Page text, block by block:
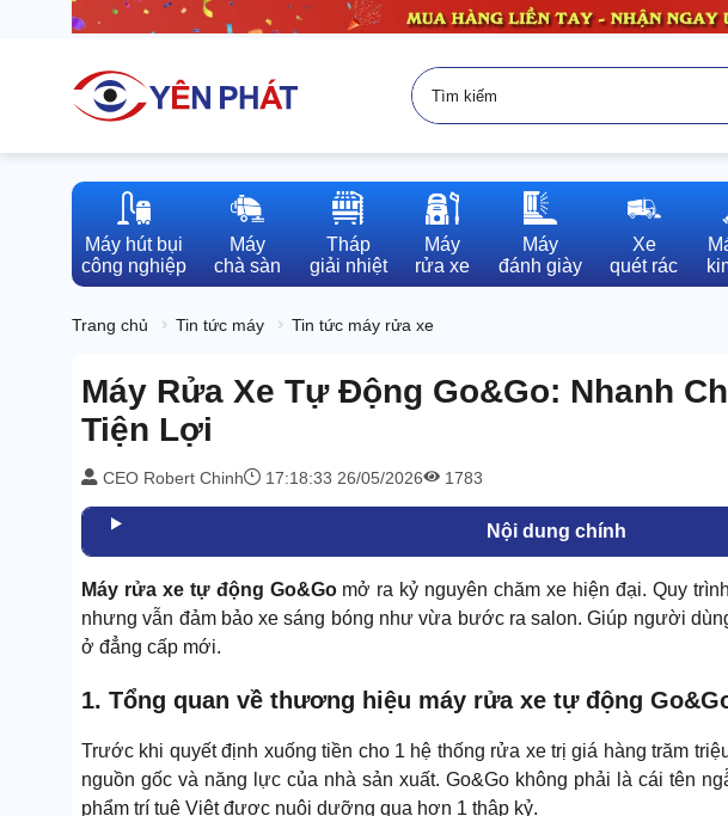
Máy hút bụi
công nghiệp
Máy
chà sàn
Tháp
giải nhiệt
Máy
rửa xe
Máy
đánh giày
Xe
quét rác
Trang chủ Tin tức máy Tin tức máy rửa xe
Máy Rửa Xe Tự Động Go&Go: Nhanh
Tiện Lợi
CEO Robert Chinh 17:18:33 26/05/2026 1783
Nội dung chính
Máy rửa xe tự động Go&Go mở ra kỷ nguyên chăm xe hiện đại. Quy
nhưng vẫn đảm bảo xe sáng bóng như vừa bước ra salon. Giúp người
ở đẳng cấp mới.
1. Tổng quan về thương hiệu máy rửa xe tự động
Trước khi quyết định xuống tiền cho 1 hệ thống rửa xe trị giá hàng trăm
nguồn gốc và năng lực của nhà sản xuất. Go&Go không phải là cái tên
phẩm trí tuệ Việt được nuôi dưỡng qua hơn 1 thập kỷ.